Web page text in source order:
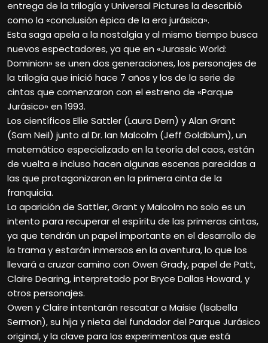
entrega de la trilogía y Universal Pictures la describió
como la «conclusión épica de la era jurásica».
Esta saga apela a la nostalgia y al mismo tiempo busca
nuevos espectadores, ya que en «Jurassic World:
Dominion» se unen dos generaciones, los personajes de
la trilogía que inició hace 7 años y los de la serie de
cintas que comenzaron con el estreno de «Parque
Jurásico» en 1993.
Los científicos Ellie Sattler (Laura Dern) y Alan Grant
(Sam Neil) junto al Dr. Ian Malcolm (Jeff Goldblum), un
matemático especializado en la teoría del caos, están
de vuelta e incluso hacen algunas escenas parecidas a
las que protagonizaron en la primera cinta de la
franquicia.
La aparición de Sattler, Grant y Malcolm no solo es un
intento para recuperar el espíritu de las primeras cintas,
ya que tendrán un papel importante en el desarrollo de
la trama y estarán inmersos en la aventura, lo que los
llevará a cruzar camino con Owen Grady, papel de Patt,
Claire Dearing, interpretado por Bryce Dallas Howard, y
otros personajes.
Owen y Claire intentarán rescatar a Maisie (Isabella
Sermon), su hija y nieta del fundador del Parque Jurásico
original, y la clave para los experimentos que está